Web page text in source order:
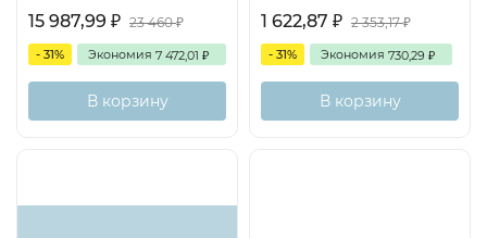
15 987,99 ₽ 23 460₽
- 31% Экономия 7 472,01 ₽
В корзину
1 622,87 ₽ 2 353,17₽
- 31% Экономия 730,29 ₽
В корзину